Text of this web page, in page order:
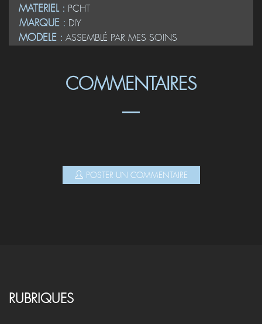
MATERIEL : PCHT
MARQUE : DIY
MODELE : ASSEMBLÉ PAR MES SOINS
COMMENTAIRES
POSTER UN COMMENTAIRE
RUBRIQUES